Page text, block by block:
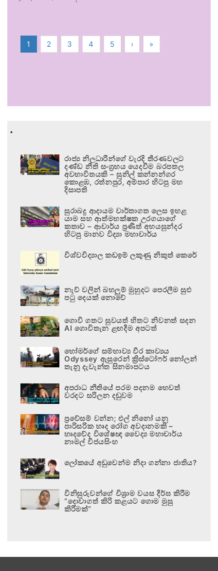
1 2 3 4 5 › »
.
රාජ්‍ය නිලධාරීන්ගේ වැරදි තීරණවලට
දණ්ඩ නීති සංග්‍රහය යෙදවීම බරපතල
අවභාවිතයකි – සුනිල් කන්නන්ගර
කොළඹ, රත්නපුර, අම්පාර හිටපු මහ
දිසාපති
සුරාබදු ආදායම වාර්තාගත ලෙස ඉහළ
යාම සහ ආත්මභක්ෂක උරගයාගේ
කතාව – ආචාර්ය ප්‍රණීත් අභයසුන්දර
හිටපු මානව විද්‍යා මහාචාර්ය
විශ්වවිද්‍යාල කඩඉම් ලකුණු නිකුත් කෙරේ
නැව් වලින් බහලුම් මුහුදට පෙරලීම සුළු
පටු දෙයක් නොවේ
ගොවි ගතට සුවයත් හිතට නිවනත් සදන
AI ගොවිතැන ළඟදීම අපටත්
හෝමර්ගේ සම්භාව්‍ය වීර කාව්‍යය
Odyssey ඇසුරෙන් ක්‍රිස්ටෝෆර් නෝලන්
තැනූ දැවැන්ත සිනමාපටය
අපරාධ නීතියේ පරම පදනම හෙවත්
වරදට සරිලන දඬුවම
ප්‍රවේසම් වන්න; එල් නිනෝ යනු
පාරිසරික හෘද රෝග අවදානමකි –
හෘදවේද විශේෂඥ වෛද්‍ය මහාචාර්ය
නාමල් විජයසිංහ
ලෝකයේ අඩුවෙන්ම නිදා ගන්නා ජාතිය?
විනිසුරුවන්ගේ විශ්‍රාම වයස දීර්ඝ කිරීම
“දොවාගත් කිරි කළයට ගොම මුසු
කිරීමක්”